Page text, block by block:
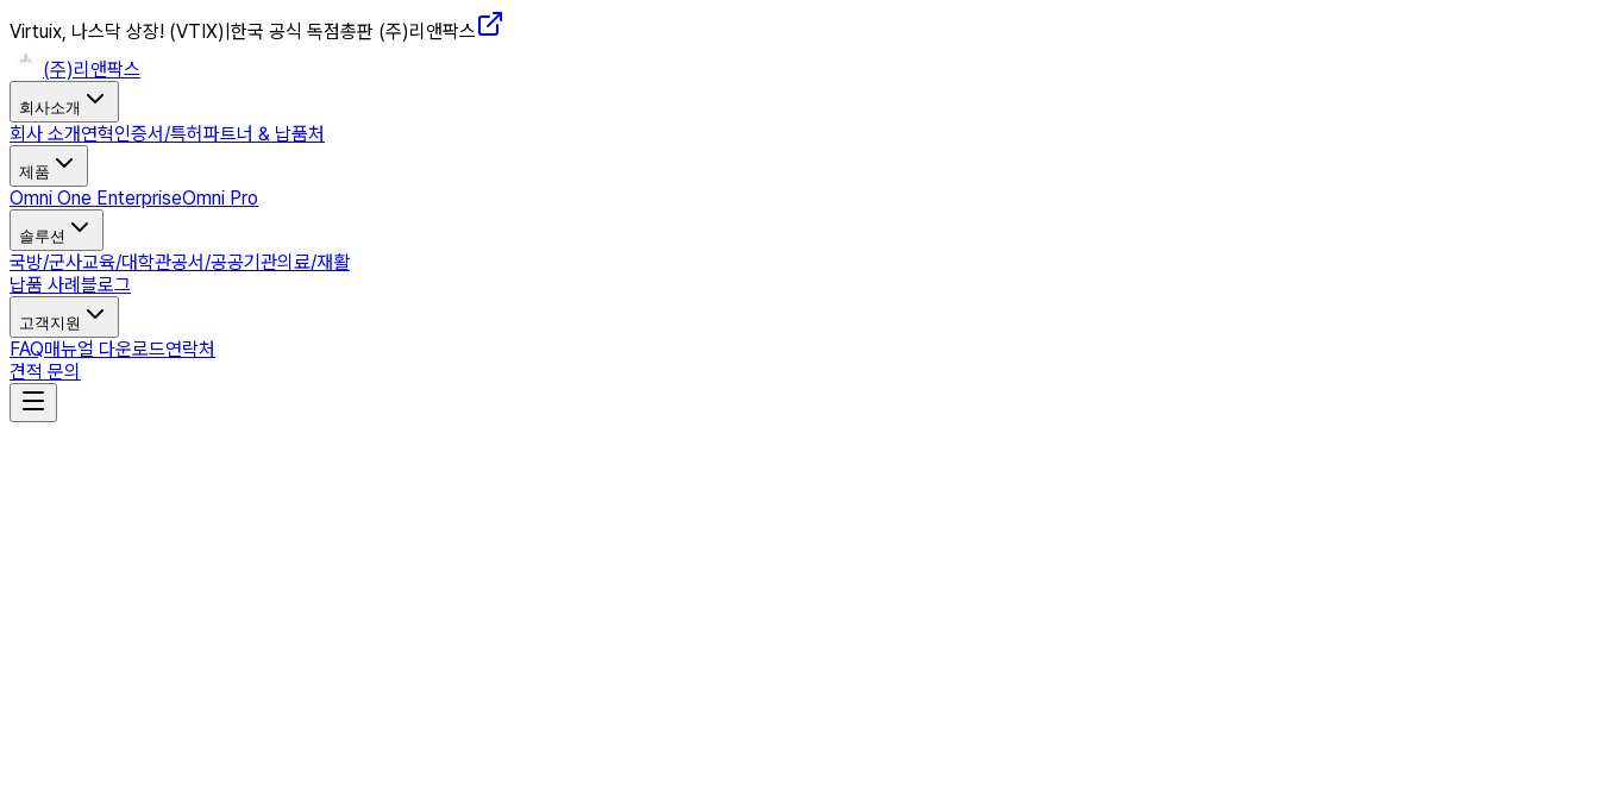
Virtuix, 나스닥 상장! (VTIX) 한국 공식 독점총판 (주)리앤팍스
(주)리앤팍스
회사소개
회사 소개연혁인증서/특허파트너 & 납품처
제품
Omni One EnterpriseOmni Pro
솔루션
국방/군사교육/대학관공서/공공기관의료/재활
납품 사례블로그
고객지원
FAQ매뉴얼 다운로드연락처
견적 문의